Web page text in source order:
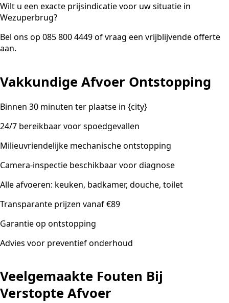
Wilt u een exacte prijsindicatie voor uw situatie in
Wezuperbrug?
Bel ons op 085 800 4449 of vraag een vrijblijvende offerte
aan.
Vakkundige Afvoer Ontstopping
Binnen 30 minuten ter plaatse in {city}
24/7 bereikbaar voor spoedgevallen
Milieuvriendelijke mechanische ontstopping
Camera-inspectie beschikbaar voor diagnose
Alle afvoeren: keuken, badkamer, douche, toilet
Transparante prijzen vanaf €89
Garantie op ontstopping
Advies voor preventief onderhoud
Veelgemaakte Fouten Bij
Verstopte Afvoer